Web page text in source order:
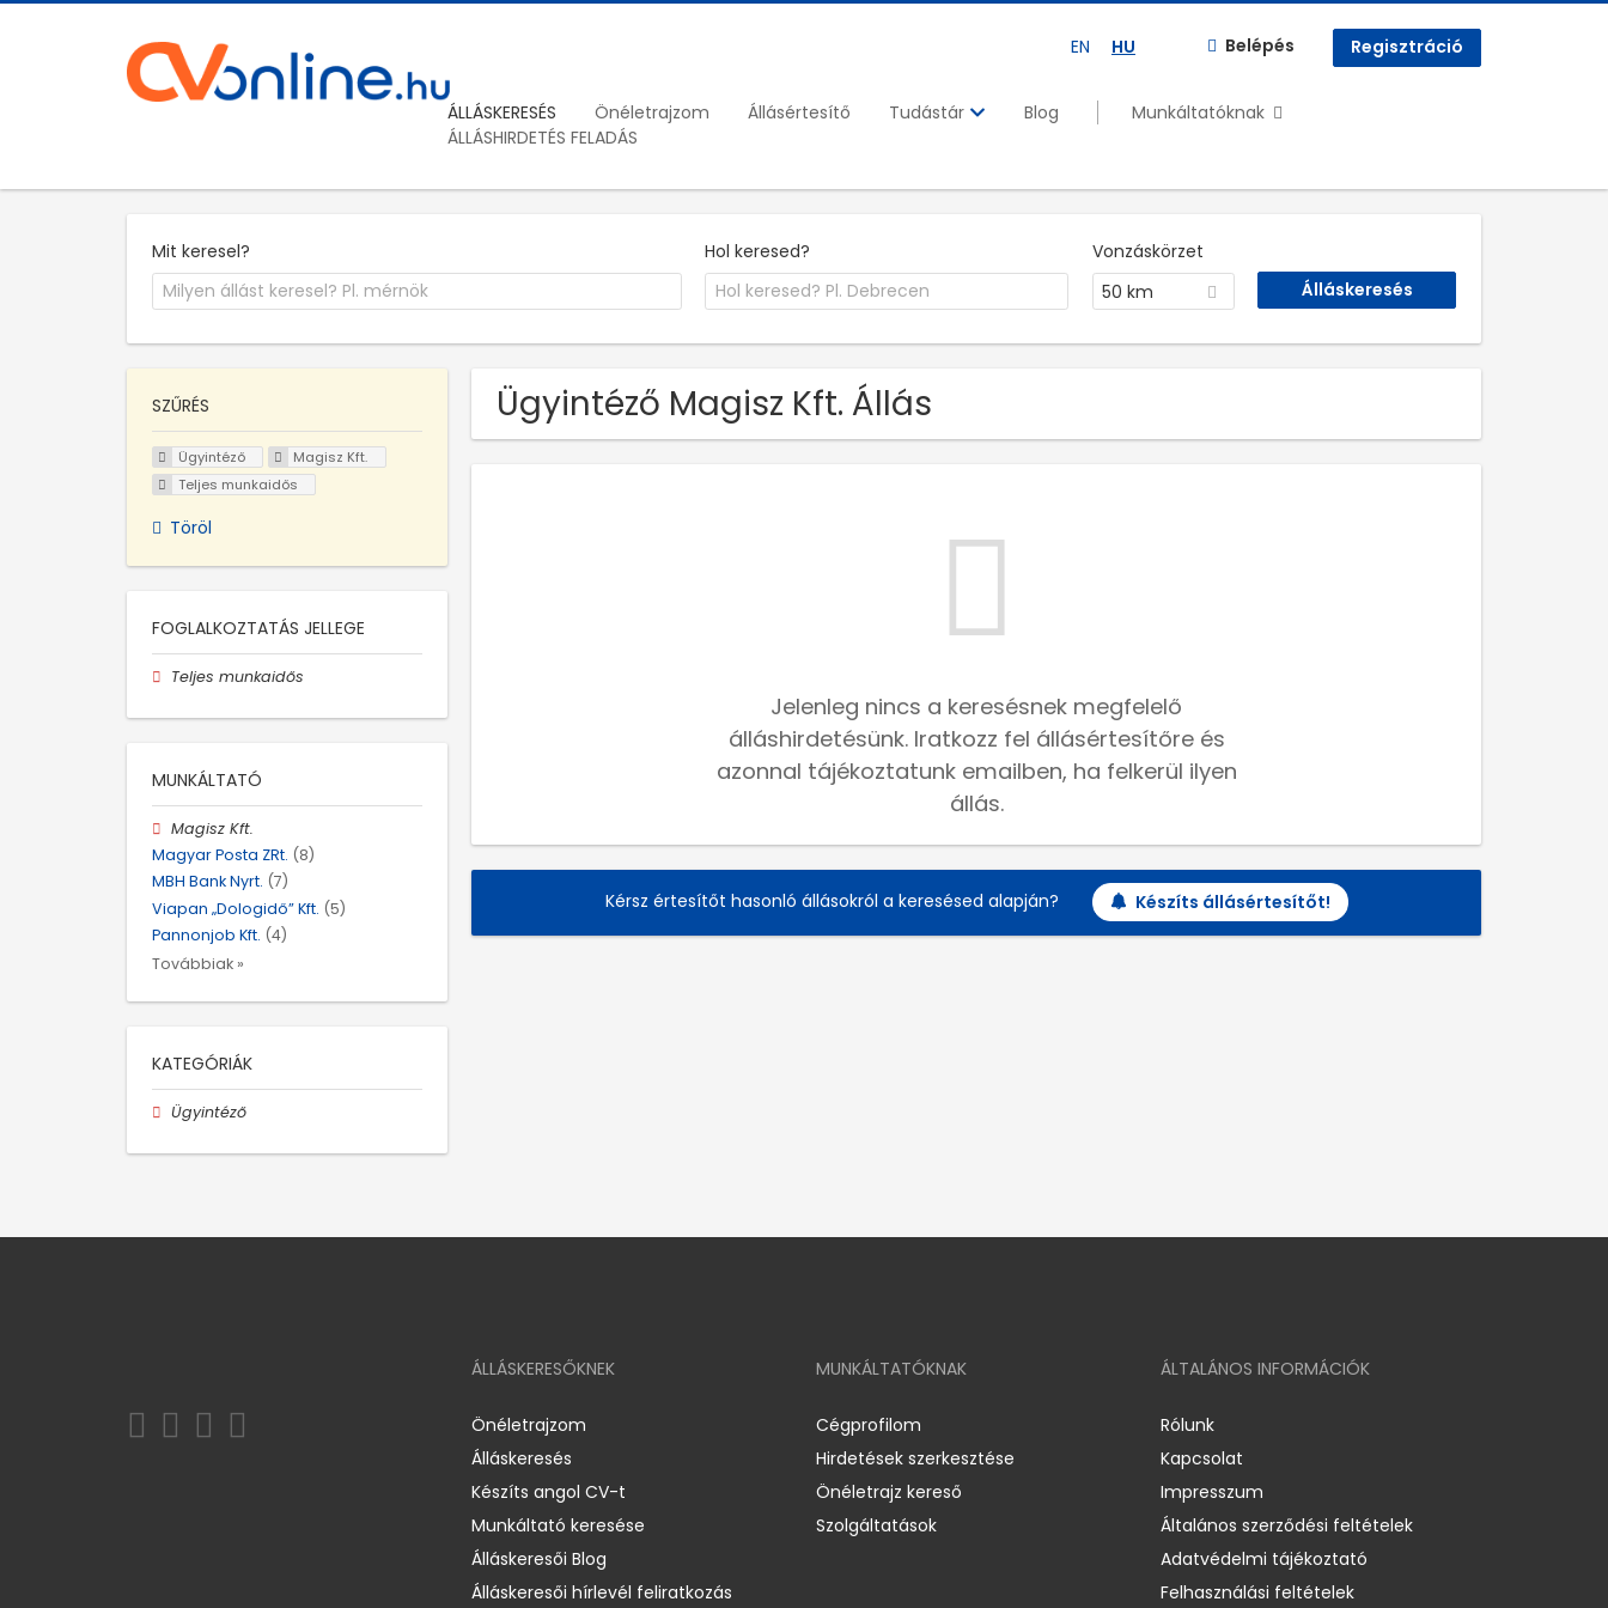
EN HU Belépés Regisztráció
ÁLLÁSKERESÉS Önéletrajzom Állásértesítő Tudástár Blog
Munkáltatóknak
ÁLLÁSHIRDETÉS FELADÁS
Mit keresel? Hol keresed?
Vonzáskörzet
50 km
Ügyintéző Magisz Kft. Állás
Jelenleg nincs a keresésnek megfelelő
álláshirdetésünk. Iratkozz fel állásértesítőre és
azonnal tájékoztatunk emailben, ha felkerül ilyen
állás.
Kérsz értesítőt hasonló állásokról a keresésed alapján? Készíts állásértesítőt!
SZŰRÉS
Ügyintéző
Magisz Kft.
Teljes munkaidős
Töröl
FOGLALKOZTATÁS JELLEGE
Teljes munkaidős
MUNKÁLTATÓ
Magisz Kft.
Magyar Posta ZRt. (8)
MBH Bank Nyrt. (7)
Viapan „Dologidő” Kft. (5)
Pannonjob Kft. (4)
Továbbiak »
KATEGÓRIÁK
Ügyintéző
ÁLLÁSKERESŐKNEK
Önéletrajzom
Álláskeresés
Készíts angol CV-t
Munkáltató keresése
Álláskeresői Blog
Álláskeresői hírlevél feliratkozás
MUNKÁLTATÓKNAK
Cégprofilom
Hirdetések szerkesztése
Önéletrajz kereső
Szolgáltatások
ÁLTALÁNOS INFORMÁCIÓK
Rólunk
Kapcsolat
Impresszum
Általános szerződési feltételek
Adatvédelmi tájékoztató
Felhasználási feltételek